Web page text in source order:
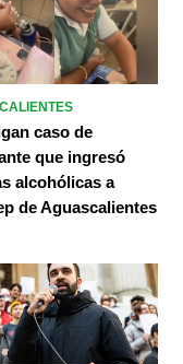
caso de
que ingresó
alcohólicas a
de Aguascalientes